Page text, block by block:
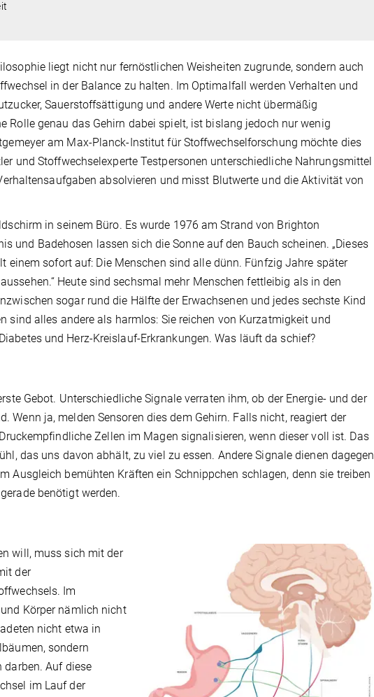
liegt nicht nur fernöstlichen Weisheiten zugrunde, sondern auch
in der Balance zu halten. Im Optimalfall werden Verhalten und
Sauerstoffsättigung und andere Werte nicht übermäßig
Rolle genau das Gehirn dabei spielt, ist bislang jedoch nur wenig
am Max-Planck-Institut für Stoffwechselforschung möchte dies
und Stoffwechselexperte Testpersonen unterschiedliche Nahrungsmittel
absolvieren und misst Blutwerte und die Aktivität von
in seinem Büro. Es wurde 1976 am Strand von Brighton
und Badehosen lassen sich die Sonne auf den Bauch scheinen. „Dieses
einem sofort auf: Die Menschen sind alle dünn. Fünfzig Jahre später
Heute sind sechsmal mehr Menschen fettleibig als in den
sogar rund die Hälfte der Erwachsenen und jedes sechste Kind
sind alles andere als harmlos: Sie reichen von Kurzatmigkeit und
und Herz-Kreislauf-Erkrankungen. Was läuft da schief?
Gebot. Unterschiedliche Signale verraten ihm, ob der Energie- und der
Wenn ja, melden Sensoren dies dem Gehirn. Falls nicht, reagiert der
Zellen im Magen signalisieren, wenn dieser voll ist. Das
das uns davon abhält, zu viel zu essen. Andere Signale dienen dagegen
Ausgleich bemühten Kräften ein Schnippchen schlagen, denn sie treiben
benötigt werden.
will, muss sich mit der
der
Im
Körper nämlich nicht
nicht etwa in
sondern
Auf diese
im Lauf der